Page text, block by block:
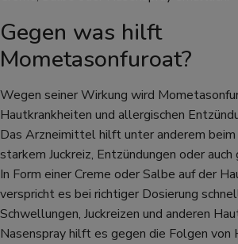
Gegen was hilft
Mometasonfuroat?
Wegen seiner Wirkung wird
Hautkrankheiten und allergischen
Das Arzneimittel hilft unter anderem
starkem Juckreiz, Entzündungen oder
In Form einer Creme oder Salbe auf der
verspricht es bei richtiger Dosierung
Schwellungen, Juckreizen und anderen
Nasenspray hilft es gegen die Folgen von